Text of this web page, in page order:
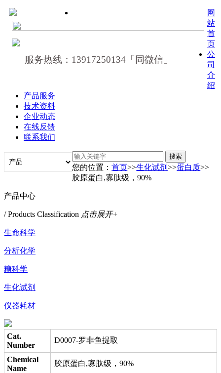
服务热线：13917250134「同微信」
网
站
首
页
公
司
介
绍
产品服务
技术资料
企业动态
在线反馈
联系我们
您的位置：首页>>生化试剂>>蛋白质>>
胶原蛋白,寡肽级，90%
产品中心
/ Products Classification 点击展开+
生命科学
分析化学
糖科学
生化试剂
仪器耗材
Cat.
Number
D0007-罗非鱼提取
Chemical
Name
胶原蛋白,寡肽级，90%